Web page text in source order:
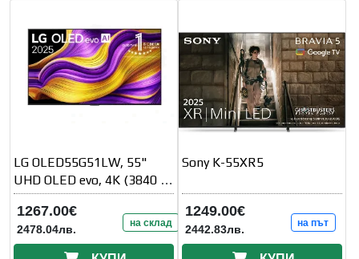
LG OLED55G51LW, 55"
UHD OLED evo, 4K (3840 x
2160), DVB-C/T2/S2, Full
Cinema
1267.00€
2478.04лв. на склад
Sony K-55XR5
1249.00€
2442.83лв. на път